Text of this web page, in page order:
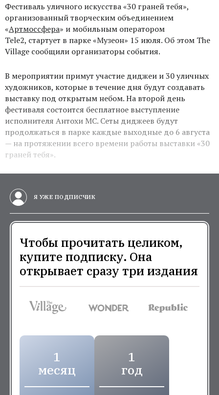
Фестиваль уличного искусства «30 граней тебя»,
организованный творческим объединением
«Артмоссфера» и мобильным оператором
Tele2, стартует в парке «Музеон» 15 июля. Об этом The
Village сообщили организаторы события.
В мероприятии примут участие диджеи и 30 уличных
художников, которые в течение дня будут создавать
выставку под открытым небом. На второй день
фестиваля состоится бесплатное выступление
исполнителя Антохи МС. Сеты диджеев будут
продолжаться в парке каждые выходные до 6 августа
— на протяжении всего времени работы выставки «30
граней тебя».
Я УЖЕ ПОДПИСЧИК
Чтобы прочитать целиком,
купите подписку. Она
открывает сразу три издания
1
месяц
1
год